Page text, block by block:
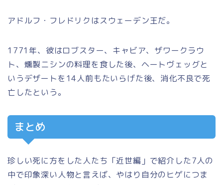
アドルフ・フレドリクはスウェーデン王だ。
1771年、彼はロブスター、キャビア、ザワークラウ
ト、燻製ニシンの料理を食した後、ヘートヴェッグと
いうデザートを14人前もたいらげた後、消化不良で死
亡したという。
まとめ
珍しい死に方をした人たち「近世編」で紹介した7人の
中で印象深い人物と言えば、やはり自分のヒゲにつま